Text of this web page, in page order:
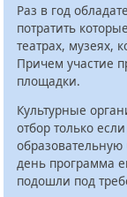
Раз в год
потратить
театрах, музеях,
Причем участие
площадки.
Культурные
отбор только
образовательную
день программа
подошли под